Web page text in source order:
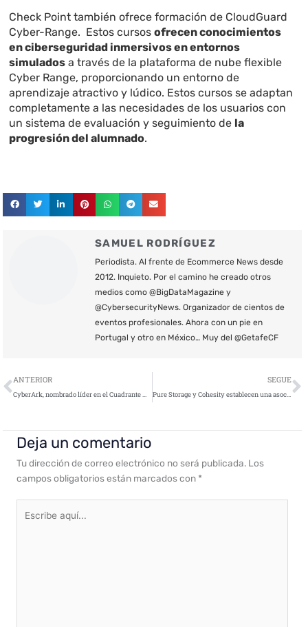
Check Point también ofrece formación de CloudGuard
Cyber-Range. Estos cursosofrecen conocimientos
en ciberseguridad inmersivos en entornos
simulados a través de la plataforma de nube flexible
Cyber Range, proporcionando un entorno de
aprendizaje atractivo y lúdico. Estos cursos se adaptan
completamente a las necesidades de los usuarios con
un sistema de evaluación y seguimiento de la
progresión del alumnado.
SAMUEL RODRÍGUEZ
Periodista. Al frente de Ecommerce News desde
2012. Inquieto. Por el camino he creado otros
medios como @BigDataMagazine y
@CybersecurityNews. Organizador de cientos de
eventos profesionales. Ahora con un pie en
Portugal y otro en México… Muy del @GetafeCF
Ant
ANTERIOR
CyberArk, nombrado líder en el Cuadrante Mágico de Gartner para la Gestión de Acceso Privilegiado (PAM)
SEGUE
Pure Storage y Cohesity establecen una asociación estratégica para ofrecer soluciones de recuperación rápida a escala
Deja un comentario
Tu dirección de correo electrónico no será publicada. Los
campos obligatorios están marcados con *
aquí...